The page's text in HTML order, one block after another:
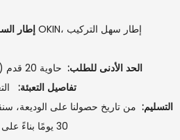
إطار
قاعدة فولاذية مع محركات OKIN، إطار سهل التركيب
الحد الأدنى للطلب: حاوية 20 قدم (حوالي 28 قطعة لحجم الملكة)
تفاصيل التعبئة:
التسليم: من تاريخ حصولنا على الوديعة،
30 يومًا بناءً على نوع وكمية المنتجات التي طلبتها